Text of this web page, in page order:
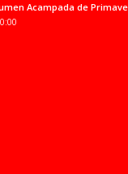
Acampada de